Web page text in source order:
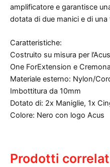
amplificatore e garantisce
dotata di due manici e di una
Caratteristiche:
Costruito su misura per
One ForExtension e Cremona
Materiale esterno: Nylon/
Imbottitura da 10mm
Dotato di: 2x Maniglie, 1x
Colore: Nero con logo Acus
Prodotti